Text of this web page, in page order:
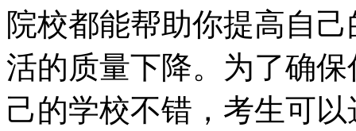
院校都能帮助你提高自
活的质量下降。为了确
己的学校不错，考生可